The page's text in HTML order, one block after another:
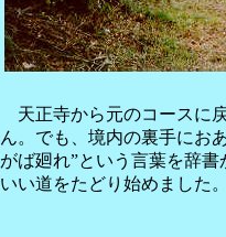
天正寺から元のコースに
ん。でも、境内の裏手にお
がば廻れ”という言葉を辞
いい道をたどり始めました